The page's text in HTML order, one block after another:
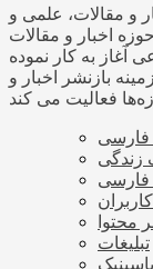
و مقالات، علمی و
در حوزه اخبار و مقالات
آغاز به کار نموده
بازنشر اخبار و
فارسی
زندگی
فارسی
محتوا
تبلیغات
پاسینیک